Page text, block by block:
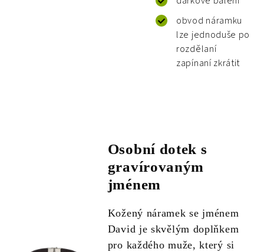
obvod náramku
lze jednoduše po
rozdělaní
zapínaní zkrátit
Osobní dotek s
gravírovaným
jménem
Kožený náramek se jménem
David je skvělým doplňkem
pro každého muže, který si